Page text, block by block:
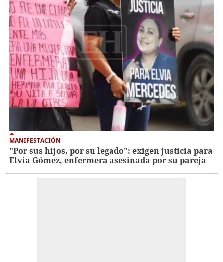
MANIFESTACIÓN
"Por sus hijos, por su legado": exigen justicia para
Elvia Gómez, enfermera asesinada por su pareja